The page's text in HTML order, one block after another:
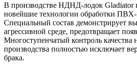
В производстве НДНД-лодок Gladiator
новейшие технологии обработки ПВХ-
Специальный состав демонстрирует
агрессивной среде, предотвращает
Многоступенчатый контроль качества
производства полностью исключает
брака.